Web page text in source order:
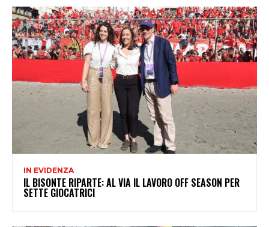
IN EVIDENZA
IL BISONTE RIPARTE: AL VIA IL LAVORO OFF SEASON PER
SETTE GIOCATRICI